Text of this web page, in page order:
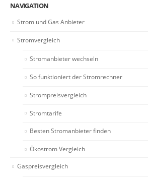
NAVIGATION
Strom und Gas Anbieter
Stromvergleich
Stromanbieter wechseln
So funktioniert der Stromrechner
Strompreisvergleich
Stromtarife
Besten Stromanbieter finden
Ökostrom Vergleich
Gaspreisvergleich